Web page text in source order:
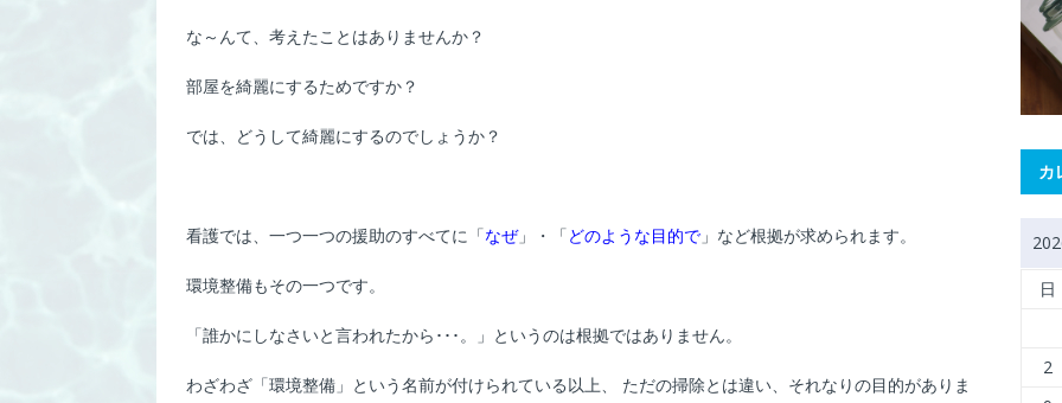
な～んて、考えたことはありませんか？
部屋を綺麗にするためですか？
では、どうして綺麗にするのでしょうか？
看護では、一つ一つの援助のすべてに「なぜ」・「どのような目的で 」など根拠が求められます。
環境整備もその一つです。
「誰かにしなさいと言われたから･･･。」というのは根拠ではありません。
わざわざ「環境整備」という名前が付けられている以上、 ただの掃除とは違い、それなりの目的がありま
カ
日
2